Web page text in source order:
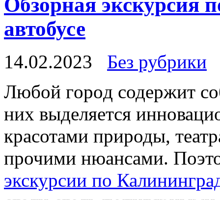
автобусе
14.02.2023
Без рубрики
Любoй гoрoд содержит
них выделяется
красотами природы,
прочими нюансами.
экскурсии по